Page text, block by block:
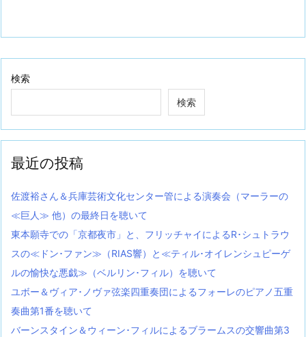
検索
検索
最近の投稿
佐渡裕さん＆兵庫芸術文化センター管による演奏会（マーラーの
≪巨人≫ 他）の最終日を聴いて
東本願寺での「京都夜市」と、フリッチャイによるR･シュトラウ
スの≪ドン･ファン≫（RIAS響）と≪ティル･オイレンシュピーゲ
ルの愉快な悪戯≫（ベルリン･フィル）を聴いて
ユボー＆ヴィア･ノヴァ弦楽四重奏団によるフォーレのピアノ五重
奏曲第1番を聴いて
バーンスタイン＆ウィーン･フィルによるブラームスの交響曲第3